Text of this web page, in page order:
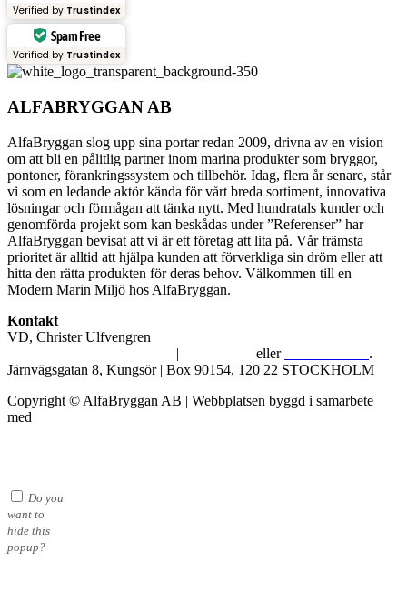
Verified by Trustindex
Spam Free
Verified by Trustindex
ALFABRYGGAN AB
AlfaBryggan slog upp sina portar redan 2009, drivna av en vision
om att bli en pålitlig partner inom marina produkter som bryggor,
pontoner, förankringssystem och tillbehör. Idag, flera år senare, står
vi som en ledande aktör kända för vårt breda sortiment, innovativa
lösningar och förmågan att tänka nytt. Med hundratals kunder och
genomförda projekt som kan beskådas under ”Referenser” har
AlfaBryggan bevisat att vi är ett företag att lita på. Vår främsta
prioritet är alltid att hjälpa kunden att förverkliga sin dröm eller att
hitta den rätta produkten för deras behov. Välkommen till en
Modern Marin Miljö hos AlfaBryggan.
Kontakt
VD, Christer Ulfvengren
| eller
.
Järnvägsgatan 8, Kungsör | Box 90154, 120 22 STOCKHOLM
Copyright © AlfaBryggan AB | Webbplatsen byggd i samarbete
med
Do you
want to
hide this
popup?